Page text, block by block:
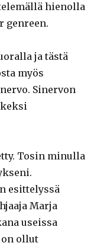
hienolla
genreen.
ja tästä
myös
Sinervon
Tosin minulla
esittelyssä
Marja
useissa
on ollut